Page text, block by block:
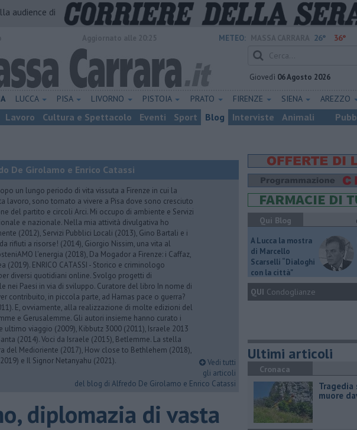
audience di
METEO: 26° 36°
Giovedì 06 Agosto 2026
LUCCA PISA LIVORNO PISTOIA PRATO FIRENZE SIENA AREZZO
Lavoro Cultura e Spettacolo Eventi Sport Blog Interviste Animali
De Girolamo e Enrico Catassi
un lungo periodo di vita vissuta a Firenze in cui la
lavoro, sono tornato a vivere a Pisa dove sono cresciuto
del partito e circoli Arci. Mi occupo di ambiente e Servizi
e nazionale. Nella mia attività divulgativa ho
(2012), Servizi Pubblici Locali (2013), Gino Bartali e i
rifiuti a risorse! (2014), Giorgio Nissim, una vita al
l'energia (2018), Da Mogador a Firenze: i Caffaz,
(2019). ENRICO CATASSI - Storico e criminologo
diversi quotidiani online. Svolgo progetti di
nei Paesi in via di sviluppo. Curatore del libro In nome di
contribuito, in piccola parte, ad Hamas pace o guerra?
E, ovviamente, alla realizzazione di molte edizioni del
e Gerusalemme. Gli autori insieme hanno curato i
ultimo viaggio (2009), Kibbutz 3000 (2011), Israele 2013
(2014). Voci da Israele (2015), Betlemme. La stella
del Medioriente (2017), How close to Bethlehem (2018),
e Il Signor Netanyahu (2021).
Vedi tutti
gli articoli
del blog di Alfredo De Girolamo e Enrico Catassi
diplomazia di vasta
Qui Blog
A Lucca la mostra
di Marcello
Scarselli “Dialoghi
con la città"
QUI Condoglianze
Ultimi articoli
Cronaca
Tragedia
muore